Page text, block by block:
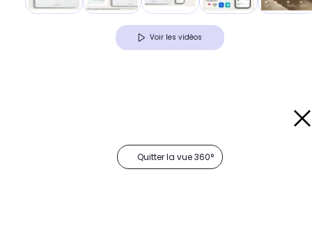
Voir les vidéos
Quitter la vue 360°